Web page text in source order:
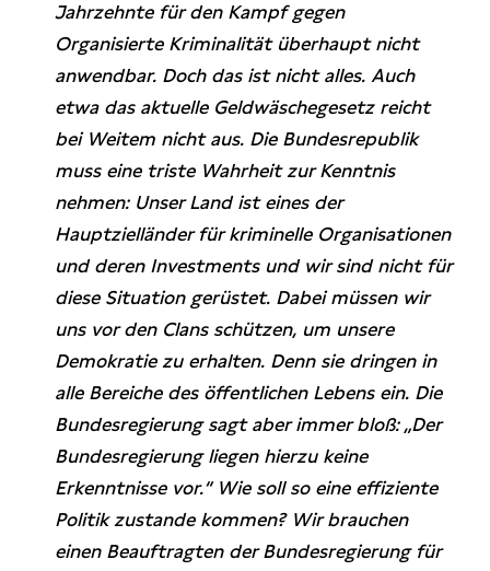
Jahrzehnte für den Kampf gegen
Organisierte Kriminalität überhaupt nicht
anwendbar. Doch das ist nicht alles. Auch
etwa das aktuelle Geldwäschegesetz reicht
bei Weitem nicht aus. Die Bundesrepublik
muss eine triste Wahrheit zur Kenntnis
nehmen: Unser Land ist eines der
Hauptzielländer für kriminelle Organisationen
und deren Investments und wir sind nicht für
diese Situation gerüstet. Dabei müssen wir
uns vor den Clans schützen, um unsere
Demokratie zu erhalten. Denn sie dringen in
alle Bereiche des öffentlichen Lebens ein. Die
Bundesregierung sagt aber immer bloß: „Der
Bundesregierung liegen hierzu keine
Erkenntnisse vor.“ Wie soll so eine effiziente
Politik zustande kommen? Wir brauchen
einen Beauftragten der Bundesregierung für